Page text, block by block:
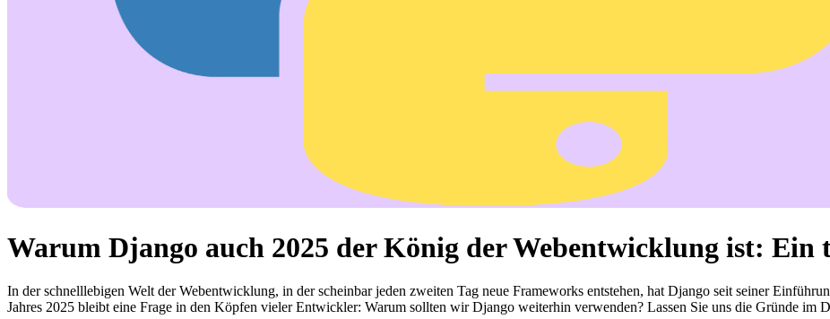
Warum Django auch 2025 der König der Webentwicklung ist: Ein
In der schnelllebigen Welt der Webentwicklung, in der scheinbar jeden zweiten Tag neue Frameworks entstehen, hat Django seit seiner
Jahres 2025 bleibt eine Frage in den Köpfen vieler Entwickler: Warum sollten wir Django weiterhin verwenden? Lassen Sie uns die Gründe im